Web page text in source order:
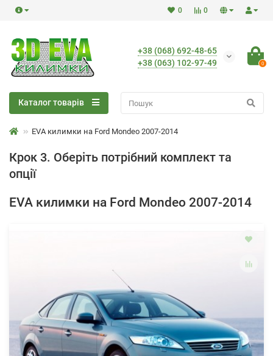
0
0
+38 (068) 692-48-65
+38 (063) 102-97-49
0
Каталог товарів
EVA килимки на Ford Mondeo 2007-2014
Крок 3. Оберіть потрібний комплект та
опції
EVA килимки на Ford Mondeo 2007-2014